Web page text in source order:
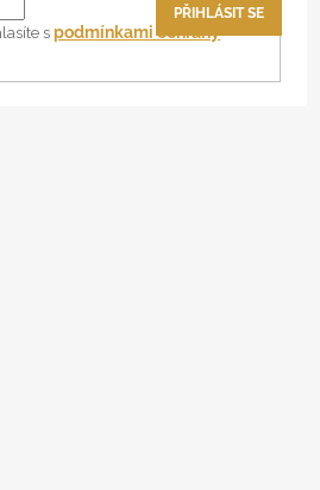
spodmínkami ochrany
PŘIHLÁSIT SE